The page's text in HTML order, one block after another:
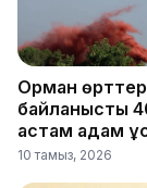
Орман
байланысты
астам адам
10 тамыз, 2026